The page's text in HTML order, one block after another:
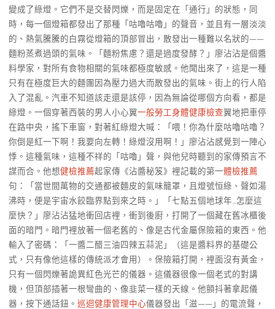
變成了綠燈。它們不是交替閃爍，而是固定在「通行」的狀態，同
時，每一個燈箱都發出了那種「咕嚕咕嚕」的聲音，並且有一層淡淡
的、熱氣騰騰的白霧從燈箱的頂部冒出，散發出一種難以名狀的——
麵粉蒸煮過頭的氣味。「麵粉焦慮？還是過度發酵？」廖沾沾是個醬
料學家，對所有食物相關的氣味都極度敏感。他聞出來了，這是一種
只有在極度巨大的麵團因為壓力過大而散發出的氣味。街上的行人陷
入了混亂。汽車不知道該走還是該停，因為無論從哪個方向看，都是
綠燈。一個穿著西裝的男人小心翼一般勞工身體健康檢查翼地把車停
在路中央，搖下車窗，對著紅綠燈大喊：「喂！你為什麼咕嚕咕嚕？
你倒是紅一下啊！我要向左轉！綠燈沒用啊！」廖沾沾感覺到一陣心
悸。這種氣味，這種不祥的「咕嚕」聲，與他兒時聽到的家傳預言不
謀而合。他想健檢推薦起家傳《沾醬秘笈》裡記載的第一體檢推薦
句：「當世間萬物的交通都被麵皮的氣味籠罩，且燈號恒綠、聲如湯
沸時，便是宇宙水餃臨界點到來之時。」「七點五個地球年…怎麼這
麼快？」廖沾沾猛地衝回店裡，衝到後廚，打開了一個藏在舊冰櫃後
面的暗門。暗門裡放著一個老舊的、像是古代金屬保險箱的東西。他
輸入了密碼：「一醬二醋三油四辣五蒜泥」（這是醬料界的基礎公
式，只有像他這樣的傳統派才會用）。保險箱打開，裡面沒有黃金，
只有一個閃爍著詭異紅色光芒的儀器。這儀器很像一個老式的對講
機，但頂部插著一根彎曲的、像韭菜一樣的天線。他顫抖著拿起儀
器，按下通話鈕。 巡迴健康管理中心儀器發出「滋——」的電流聲，